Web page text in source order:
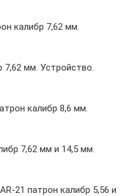
калибр 7,62 мм.
мм. Устройство.
калибр 8,6 мм.
7,62 мм и 14,5 мм.
21 патрон калибр 5,56 и